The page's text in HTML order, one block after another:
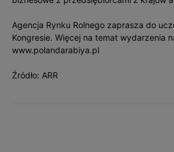
Agencja Rynku Rolnego zaprasza do
Kongresie. Więcej na temat wydarzenia
www.polandarabiya.pl
Źródło: ARR